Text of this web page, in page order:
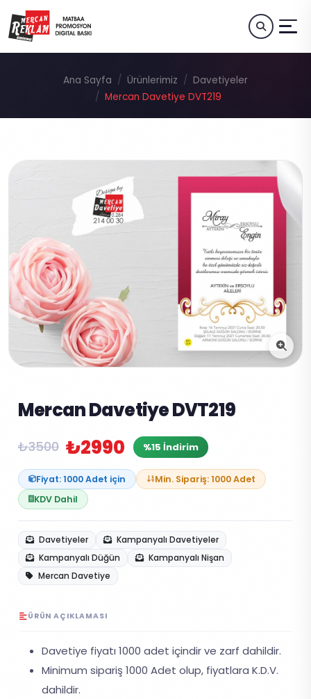
Ana Sayfa Ürünlerimiz
Davetiyeler
Mercan Davetiye DVT219
Mercan Davetiye DVT219
₺3500 ₺2990 %15 İndirim
Fiyat: 1000 Adet için
Min. Sipariş: 1000 Adet
KDV Dahil
Davetiyeler
Kampanyalı Davetiyeler
Kampanyalı Düğün
Kampanyalı Nişan
Mercan Davetiye
ÜRÜN AÇIKLAMASI
Davetiye fiyatı 1000 adet içindir ve zarf dahildir.
Minimum sipariş 1000 Adet olup, fiyatlara K.D.V.
dahildir.